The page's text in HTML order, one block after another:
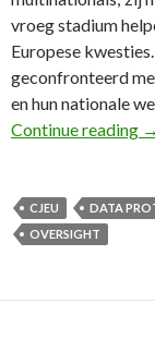
vroeg stadium
Europese
geconfronteerd
en hun nationale
Continue reading →
CJEU DATA
OVERSIGHT